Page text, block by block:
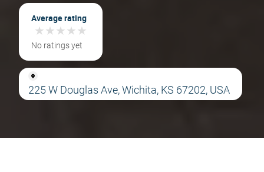
Average rating
★★★★★
★★★★★
No ratings yet
225 W Douglas Ave, Wichita, KS 67202, USA